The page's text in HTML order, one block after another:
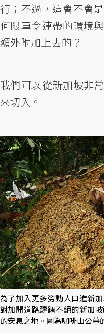
行；不過，這會不會
何限車令連帶的環境
額外附加上去的？
我們可以從新加坡非
來切入。
為了加入更多勞動人口進新
對加開道路躊躇不絕的新加
的安息之地。圖為咖啡山公墓